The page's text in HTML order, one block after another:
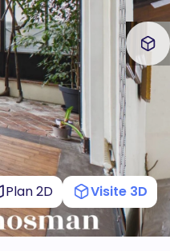
Plan 2D Visite 3D